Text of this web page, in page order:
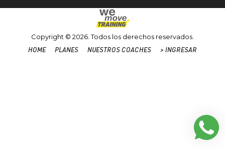
Copyright © 2026. Todos los derechos reservados.
HOME PLANES NUESTROS COACHES > INGRESAR